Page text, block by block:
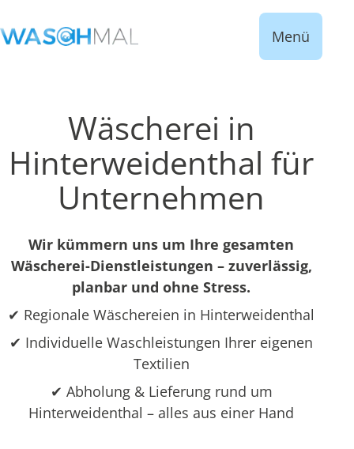
Menü
Wäscherei in
Hinterweidenthal für
Unternehmen
Wir kümmern uns um Ihre gesamten
Wäscherei-Dienstleistungen – zuverlässig,
planbar und ohne Stress.
✔ Regionale Wäschereien in Hinterweidenthal
✔ Individuelle Waschleistungen Ihrer eigenen
Textilien
✔ Abholung & Lieferung rund um
Hinterweidenthal – alles aus einer Hand